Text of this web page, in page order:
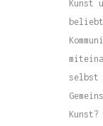
Kunst
selbst